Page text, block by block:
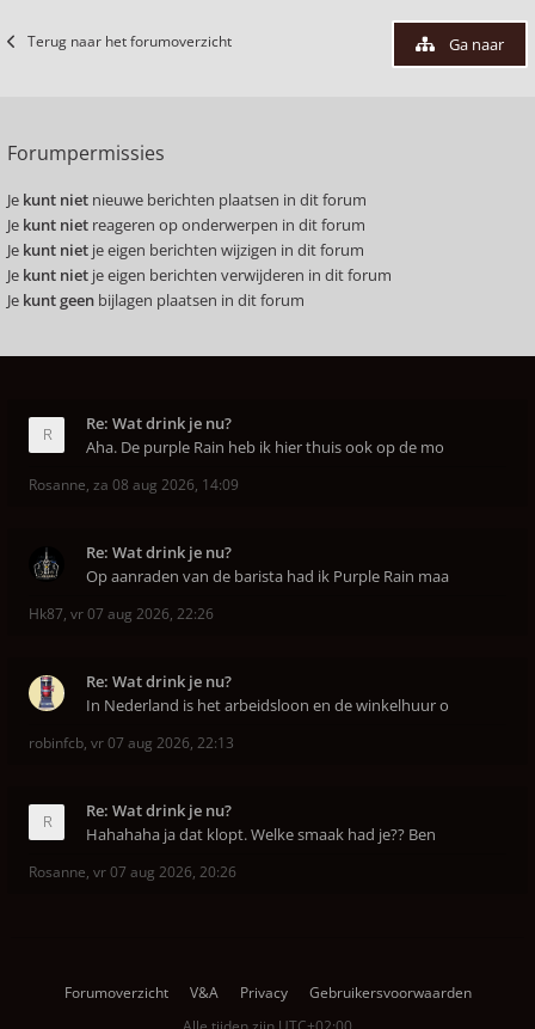
Terug naar het forumoverzicht Ga naar
Forumpermissies
Je kunt niet nieuwe berichten plaatsen in dit forum
Je kunt niet reageren op onderwerpen in dit forum
Je kunt niet je eigen berichten wijzigen in dit forum
Je kunt niet je eigen berichten verwijderen in dit forum
Je kunt geen bijlagen plaatsen in dit forum
Re: Wat drink je nu?
Aha. De purple Rain heb ik hier thuis ook op de mo
Rosanne, za 08 aug 2026, 14:09
Re: Wat drink je nu?
Op aanraden van de barista had ik Purple Rain maa
Hk87, vr 07 aug 2026, 22:26
Re: Wat drink je nu?
In Nederland is het arbeidsloon en de winkelhuur o
robinfcb, vr 07 aug 2026, 22:13
Re: Wat drink je nu?
Hahahaha ja dat klopt. Welke smaak had je?? Ben
Rosanne, vr 07 aug 2026, 20:26
Forumoverzicht V&A Privacy
Gebruikersvoorwaarden